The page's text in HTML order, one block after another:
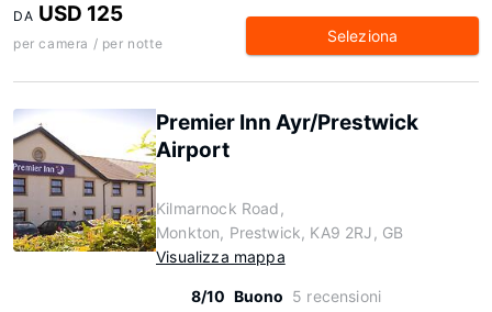
DA USD 125
per camera / per notte Seleziona
Premier Inn Ayr/Prestwick
Airport
Kilmarnock Road,
Monkton, Prestwick, KA9 2RJ, GB
Visualizza mappa
8/10 Buono 5 recensioni